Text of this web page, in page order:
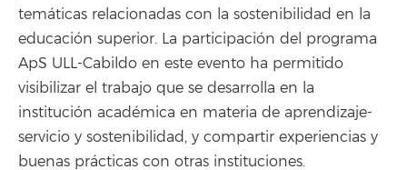
temáticas relacionadas con la sostenibilidad en la
educación superior. La participación del programa
ApS ULL-Cabildo en este evento ha permitido
visibilizar el trabajo que se desarrolla en la
institución académica en materia de aprendizaje-
servicio y sostenibilidad, y compartir experiencias y
buenas prácticas con otras instituciones.